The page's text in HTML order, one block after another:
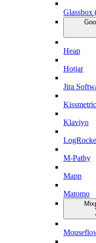
Glassbox
Heap
Hotjar
Jira
Klaviyo
M-Pathy
Mapp
Matomo